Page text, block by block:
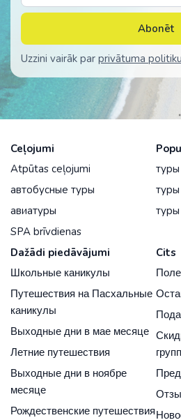
Abonēt
Uzzini vairāk par privātuma politiku
Ceļojumi
Atpūtas ceļojumi
автобусные туры
авиатуры
SPA brīvdienas
Dažādi piedāvājumi
Школьные каникулы
Путешествия на Пасхальные
каникулы
Выходные дни в мае месяце
Летние путешествия
Выходные дни в ноябре
месяце
Рождественские путешествия
Cits
групп